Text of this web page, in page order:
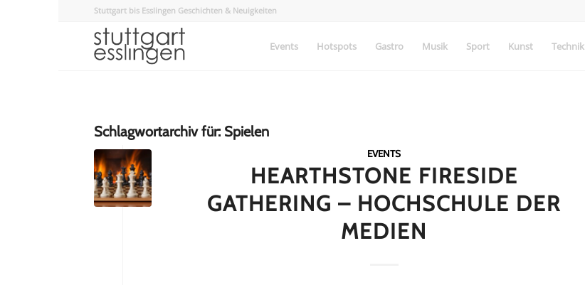
Stuttgart bis Esslingen Geschichten & Neuigkeiten
Events Hotspots Gastro Musik Sport Kunst Technik
Schlagwortarchiv für: Spielen
EVENTS
HEARTHSTONE FIRESIDE
GATHERING – HOCHSCHULE DER
MEDIEN